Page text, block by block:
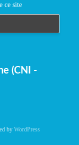
ce site
(CNI -
by WordPress